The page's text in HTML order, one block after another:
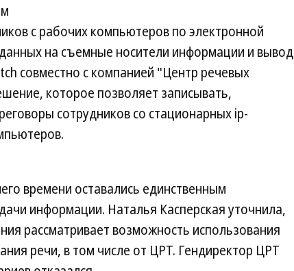
с рабочих компьютеров по электронной
на съемные носители информации и вывод
совместно с компанией "Центр речевых
которое позволяет записывать,
сотрудников со стационарных ip-
времени оставались единственным
информации. Наталья Касперская уточнила,
рассматривает возможность использования
речи, в том числе от ЦРТ. Гендиректор ЦРТ